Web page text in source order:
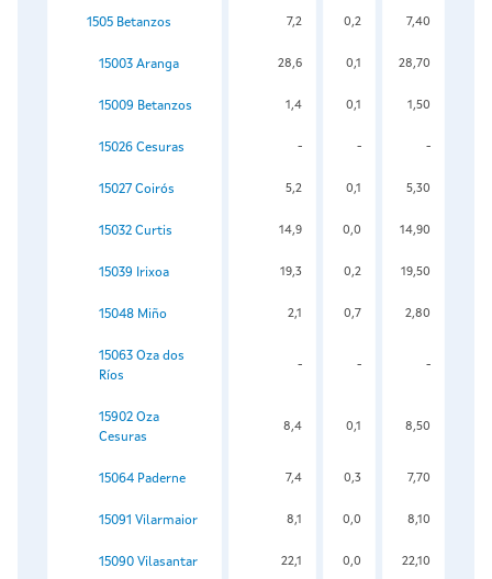
1505 Betanzos 7,2 0,2 7,40
15003 Aranga 28,6 0,1 28,70
15009 Betanzos 1,4 0,1 1,50
15026 Cesuras - - -
15027 Coirós 5,2 0,1 5,30
15032 Curtis 14,9 0,0 14,90
15039 Irixoa 19,3 0,2 19,50
15048 Miño 2,1 0,7 2,80
15063 Oza dos
Ríos
- - -
15902 Oza
Cesuras
8,4 0,1 8,50
15064 Paderne 7,4 0,3 7,70
15091 Vilarmaior 8,1 0,0 8,10
15090 Vilasantar 22,1 0,0 22,10